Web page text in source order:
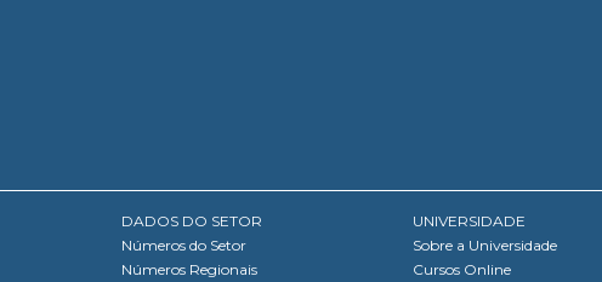
DADOS DO SETOR
Números do Setor
Números Regionais
UNIVERSIDADE
Sobre a Universidade
Cursos Online